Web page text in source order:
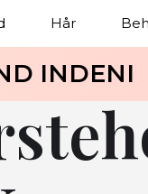
Hår
INDENI